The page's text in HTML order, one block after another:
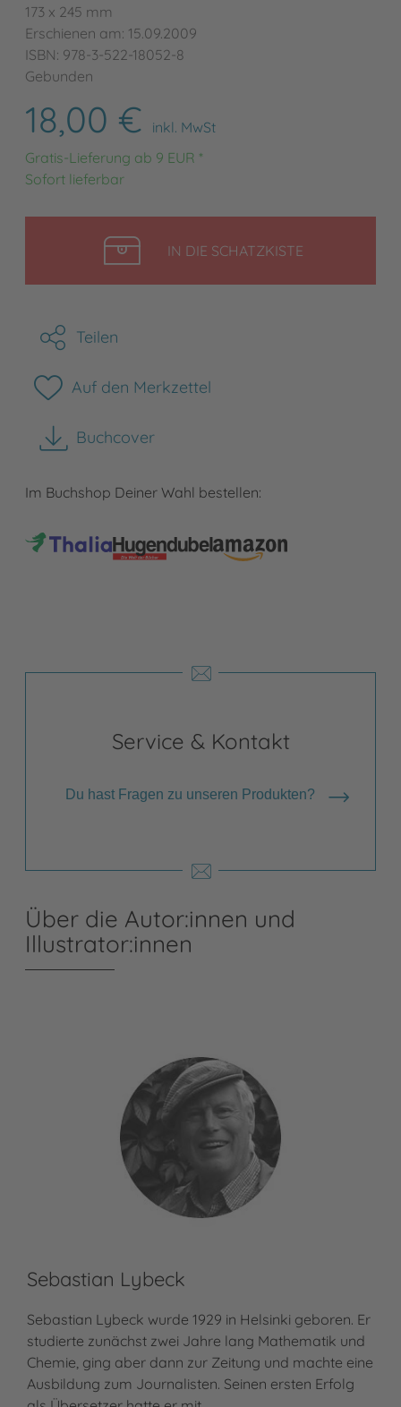
173 x 245 mm
Erschienen am: 15.09.2009
ISBN: 978-3-522-18052-8
Gebunden
18,00 €
inkl. MwSt
Gratis-Lieferung ab 9 EUR *
Sofort lieferbar
IN DIE SCHATZKISTELEGEN
Teilen
Auf den Merkzettel
Buchcover
herunterladen
Im Buchshop Deiner Wahl bestellen:
Service & Kontakt
Du hast Fragen zu unseren Produkten?
Über die Autor:innen und
Illustrator:innen
Sebastian Lybeck
Sebastian Lybeck wurde 1929 in Helsinki geboren. Er
studierte zunächst zwei Jahre lang Mathematik und
Chemie, ging aber dann zur Zeitung und machte eine
Ausbildung zum Journalisten. Seinen ersten Erfolg